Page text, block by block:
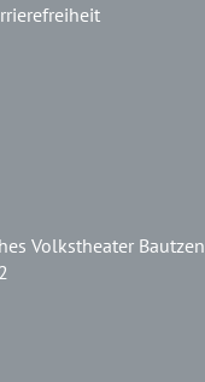
Volkstheater Bautzen